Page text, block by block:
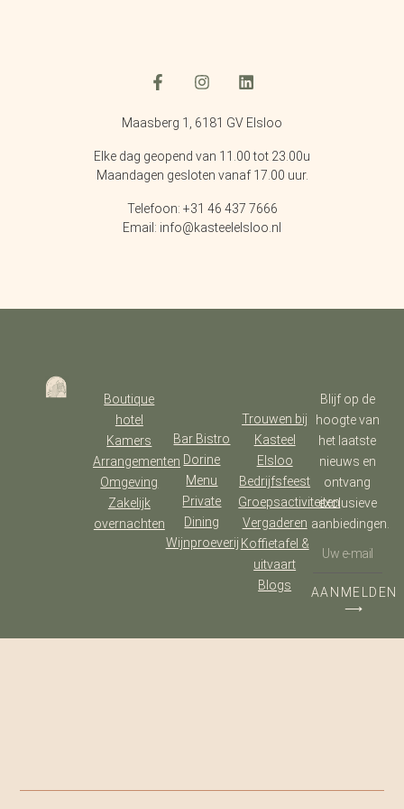
Maasberg 1, 6181 GV Elsloo
Elke dag geopend van 11.00 tot 23.00u
Maandagen gesloten vanaf 17.00 uur.
Telefoon: +31 46 437 7666
Email: info@kasteelelsloo.nl
Boutique
hotel
Kamers
Arrangementen
Omgeving
Zakelijk
overnachten
Bar Bistro
Dorine
Menu
Private
Dining
Wijnproeverij
Trouwen bij
Kasteel
Elsloo
Bedrijfsfeest
Groepsactiviteiten
Vergaderen
Koffietafel &
uitvaart
Blogs
Blijf op de
hoogte van
het laatste
nieuws en
ontvang
exclusieve
aanbiedingen.
AANMELDEN
⟶